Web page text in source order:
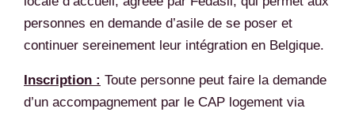
personnes en demande d’asile de se poser et
continuer sereinement leur intégration en Belgique.
Inscription : Toute personne peut faire la demande
d’un accompagnement par le CAP logement via